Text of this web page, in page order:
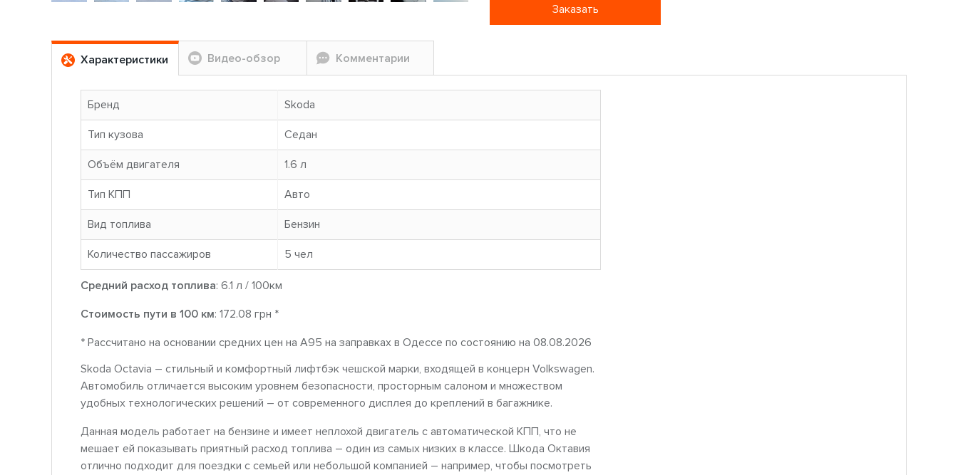
Заказать
Характеристики Видео-обзор Комментарии
Бренд Skoda
Тип кузова Седан
Объём двигателя 1.6 л
Тип КПП Авто
Вид топлива Бензин
Количество пассажиров 5 чел
Средний расход топлива: 6.1 л / 100км
Стоимость пути в 100 км: 172.08 грн *
* Рассчитано на основании средних цен на A95 на заправках в Одессе по состоянию на 08.08.2026
Skoda Octavia – стильный и комфортный лифтбэк чешской марки, входящей в концерн Volkswagen.
Автомобиль отличается высоким уровнем безопасности, просторным салоном и множеством
удобных технологических решений – от современного дисплея до креплений в багажнике.
Данная модель работает на бензине и имеет неплохой двигатель с автоматической КПП, что не
мешает ей показывать приятный расход топлива – один из самых низких в классе. Шкода Октавия
отлично подходит для поездки с семьей или небольшой компанией – например, чтобы посмотреть